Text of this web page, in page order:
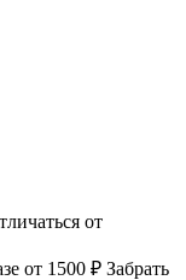
от
от 1500 ₽ Забрать